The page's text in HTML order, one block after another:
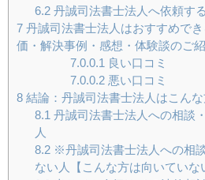
6.2丹誠司法書士法人へ依頼す
7 丹誠司法書士法人はおすすめで
価・解決事例・感想・体験談のご
7.0.0.1
良い口コミ
7.0.0.2 悪い口コミ
8 結論：丹誠司法書士法人はこん
8.1 丹誠司法書士法人への相談
人
8.2※丹誠司法書士法人への相
ない人【こんな方は向いていな